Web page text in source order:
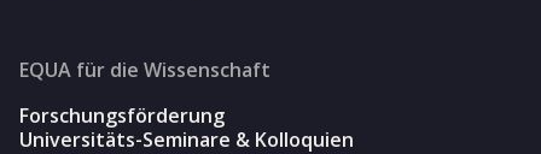
EQUA für die Wissenschaft
Forschungsförderung
Universitäts-Seminare & Kolloquien